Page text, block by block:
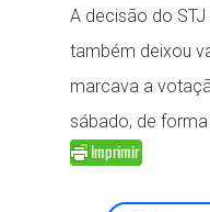
A decisão do
também deixou
marcava a
sábado, de forma